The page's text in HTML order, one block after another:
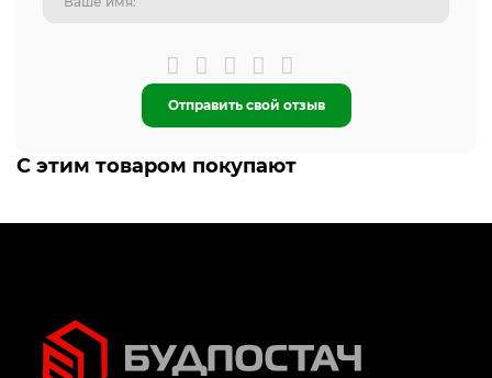
Отправить свой отзыв
С этим товаром покупают